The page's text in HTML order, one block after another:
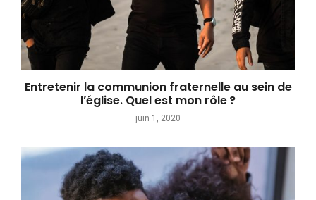
Entretenir la communion fraternelle au sein de
l’église. Quel est mon rôle ?
juin 1, 2020